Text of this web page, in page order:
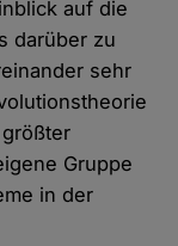
auf die
darüber zu
sehr
Gruppe
in der